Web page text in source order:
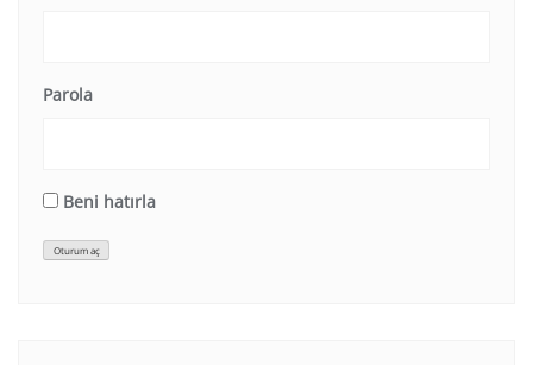
Parola
Beni hatırla
Oturum aç